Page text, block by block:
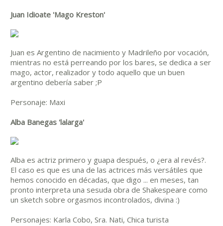
Juan Idioate 'Mago Kreston'
Juan es Argentino de nacimiento y Madrileño por vocación,
mientras no está perreando por los bares, se dedica a ser
mago, actor, realizador y todo aquello que un buen
argentino debería saber ;P
Personaje: Maxi
Alba Banegas 'lalarga'
Alba es actriz primero y guapa después, o ¿era al revés?.
El caso es que es una de las actrices más versátiles que
hemos conocido en décadas, que digo ... en meses, tan
pronto interpreta una sesuda obra de Shakespeare como
un sketch sobre orgasmos incontrolados, divina :)
Personajes: Karla Cobo, Sra. Nati, Chica turista